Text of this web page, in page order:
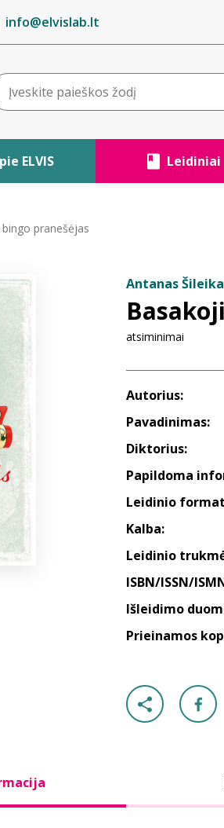
info@elvislab.lt
ELVIS Leidiniai
pranešėjas
Antanas Šileika
atsiminimai
Autorius:
Pavadinimas:
Diktorius:
Papildoma
Leidinio
Kalba:
Leidinio
ISBN/ISSN/
Išleidimo
Prieinamos